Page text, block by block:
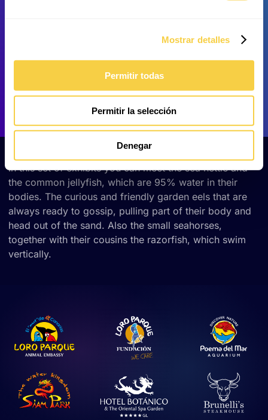
Mostrar detalles
Permitir todas
Permitir la selección
Denegar
Harlequin filefish
In this set of exhibits you can meet the sea nettle and
the common jellyfish, which are 95% water in their
bodies. The curious and friendly garden eels that are
always ready to gossip, pulling part of their body and
head out of the sand. Also the small seahorses,
together with their cousins the razorfish, which swim
vertically.